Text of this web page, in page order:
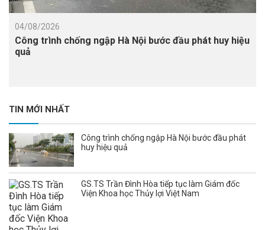
04/08/2026
Công trình chống ngập Hà Nội bước đầu phát huy hiệu
quả
TIN MỚI NHẤT
Công trình chống ngập Hà Nội bước đầu phát
huy hiệu quả
GS.TS Trần Đình Hòa tiếp tục làm Giám đốc
Viện Khoa học Thủy lợi Việt Nam